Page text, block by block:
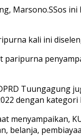
Marsono.SSos
kali ini
Tuungagung
dengan
menyampaikan,
belanja,